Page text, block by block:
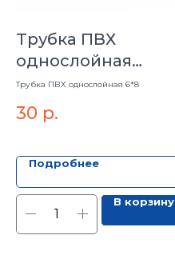
Трубка ПВХ
однослойная
(пищевая) 6*8
(200м)
Трубка ПВХ однослойная 6*8
30 р.
Подробнее
В корзину